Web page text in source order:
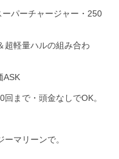
パーチャージャー・250
超軽量ハルの組み合わ
ASK
まで・頭金なしでOK。
マリーンで。